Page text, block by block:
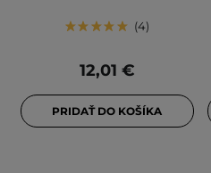
4
12,01 €
PRIDAŤ DO KOŠÍKA